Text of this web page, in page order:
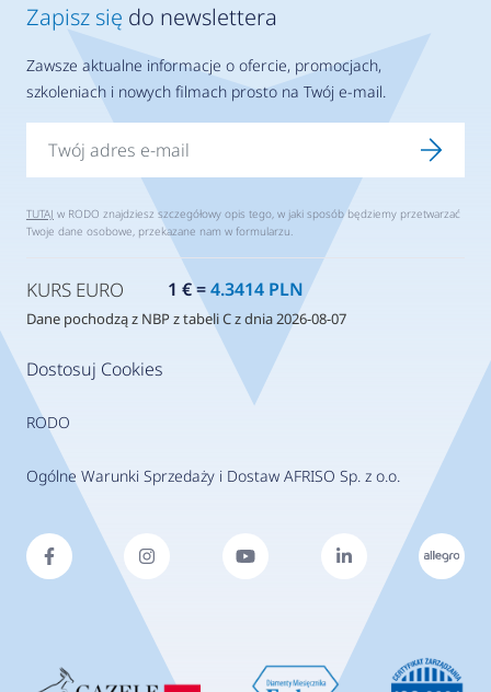
Dostosuj Cookies
RODO
Ogólne Warunki Sprzedaży i Dostaw AFRISO Sp. z o.o.
Zapisz się do newslettera
Zawsze aktualne informacje o ofercie, promocjach,
szkoleniach i nowych filmach prosto na Twój e-mail.
TUTAJ w RODO znajdziesz szczegółowy opis tego, w jaki sposób będziemy przetwarzać
Twoje dane osobowe, przekazane nam w formularzu.
KURS EURO 1 € =4.3414 PLN
Dane pochodzą z NBP z tabeli C z dnia 2026-08-07